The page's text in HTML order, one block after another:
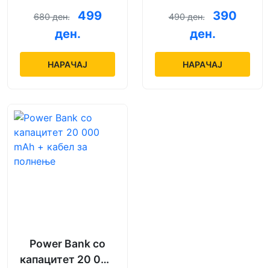
Android со модел
по избор
680 ден.
499
ден.
НАРАЧАЈ
mAh + кабел за
полнење
490 ден.
390
ден.
НАРАЧАЈ
Power Bank со
капацитет 20 000